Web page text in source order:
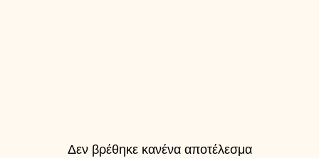
Δεν βρέθηκε κανένα αποτέλεσμα